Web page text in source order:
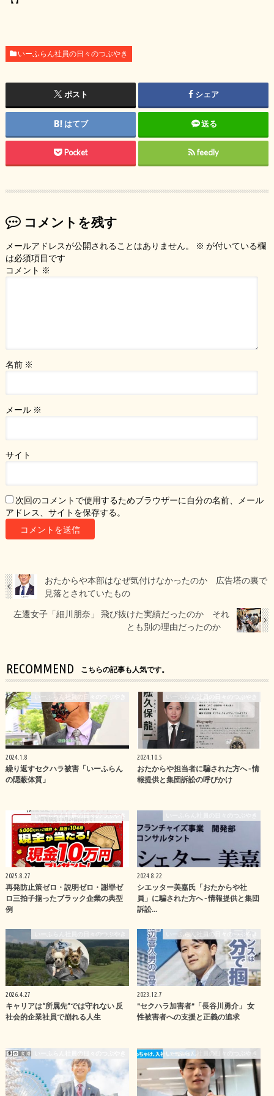
いーふらん社員の日々のつぶやき
ポスト シェア
はてブ 送る
Pocket feedly
コメントを残す
メールアドレスが公開されることはありません。 ※ が付いている欄
は必須項目です
コメント ※
名前 ※
メール ※
サイト
次回のコメントで使用するためブラウザーに自分の名前、メール
アドレス、サイトを保存する。
おたからや本部はなぜ気付けなかったのか 広告塔の裏で
見落とされていたもの
左遷女子「細川朋奈」 飛び抜けた実績だったのか それ
とも別の理由だったのか
RECOMMEND こちらの記事も人気です。
いーふらん社員の日々のつぶやき
2024.1.8
繰り返すセクハラ被害「いーふらん
の隠蔽体質」
2024.10.5
おたからや担当者に騙された方へ - 情
報提供と集団訴訟の呼びかけ
いーふらん社員の日々のつぶやき
2025.8.27
再発防止策ゼロ・説明ゼロ・謝罪ゼ
ロ三拍子揃ったブラック企業の典型
例
2024.8.22
シエッター美嘉氏「おたからや社
員」に騙された方へ - 情報提供と集団
訴訟…
いーふらん社員の日々のつぶやき
2026.4.27
キャリアは“所属先”では守れない 反
社会的企業社員で崩れる人生
いーふらん社員の日々のつぶやき
2023.12.7
"セクハラ加害者"「長谷川勇介」 女
性被害者への支援と正義の追求
いーふらん社員の日々のつぶやき いーふらん社員の日々のつぶやき